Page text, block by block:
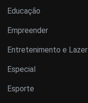
Educação
Empreender
Entretenimento e Lazer
Especial
Esporte